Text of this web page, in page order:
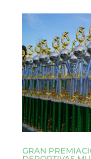
GRAN